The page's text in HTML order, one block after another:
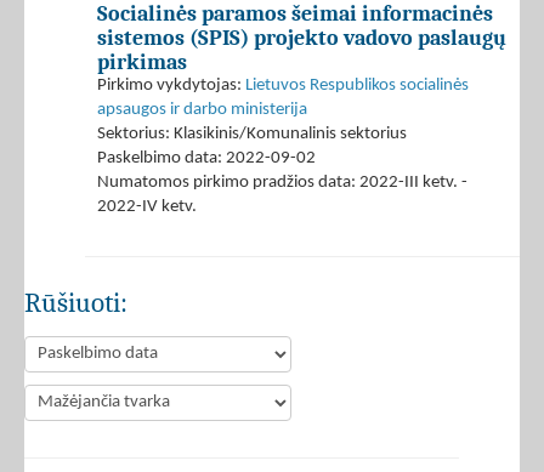
Socialinės paramos šeimai informacinės
sistemos (SPIS) projekto vadovo paslaugų
pirkimas
Pirkimo vykdytojas: Lietuvos Respublikos socialinės
apsaugos ir darbo ministerija
Sektorius: Klasikinis/Komunalinis sektorius
Paskelbimo data: 2022-09-02
Numatomos pirkimo pradžios data: 2022-III ketv. -
2022-IV ketv.
Rūšiuoti: